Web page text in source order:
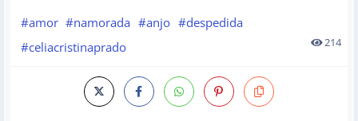
#amor #namorada #anjo #despedida
#celiacristinaprado
214